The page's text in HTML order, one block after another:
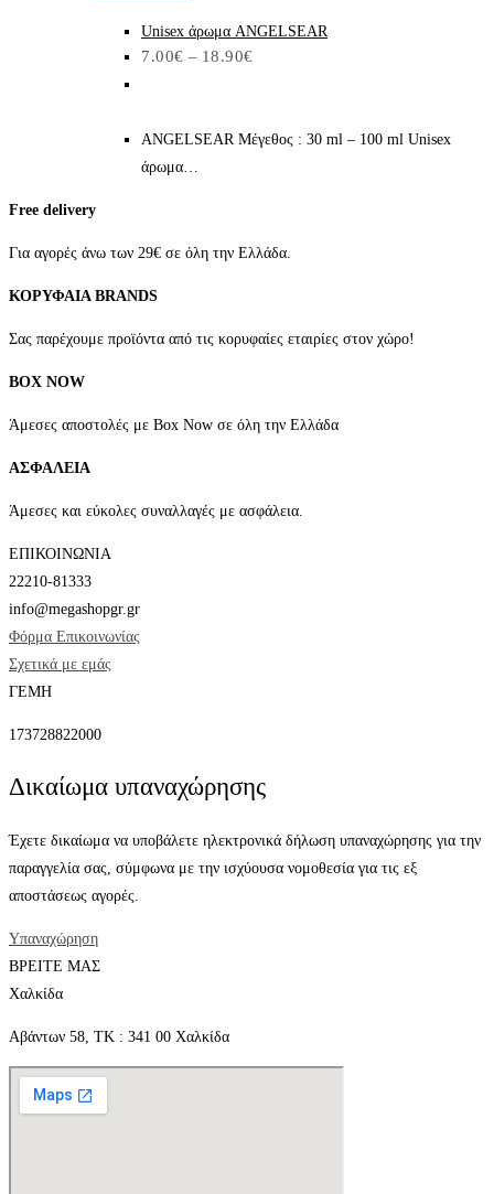
προϊόν
έχει
Οι
επιλογές
επιλεγούν
του
Unisex άρωμα ANGELSEAR
7.00€ – 18.90€
range:
ANGELSEAR Μέγεθος : 30 ml – 100 ml Unisex
άρωμα…
Free delivery
Για αγορές άνω των 29€ σε όλη την Ελλάδα.
ΚΟΡΥΦΑΙΑ BRANDS
Σας παρέχουμε προϊόντα από τις κορυφαίες εταιρίες στον χώρο!
BOX NOW
Άμεσες αποστολές με Box Now σε όλη την Ελλάδα
ΑΣΦΑΛΕΙΑ
Άμεσες και εύκολες συναλλαγές με ασφάλεια.
ΕΠΙΚΟΙΝΩΝΙΑ
22210-81333
info@megashopgr.gr
Φόρμα Επικοινωνίας
Σχετικά με εμάς
ΓΕΜΗ
173728822000
Δικαίωμα υπαναχώρησης
Έχετε δικαίωμα να υποβάλετε ηλεκτρονικά δήλωση υπαναχώρησης για την
παραγγελία σας, σύμφωνα με την ισχύουσα νομοθεσία για τις εξ
αποστάσεως αγορές.
Υπαναχώρηση
ΒΡΕΙΤΕ ΜΑΣ
Χαλκίδα
Αβάντων 58, ΤΚ : 341 00 Χαλκίδα